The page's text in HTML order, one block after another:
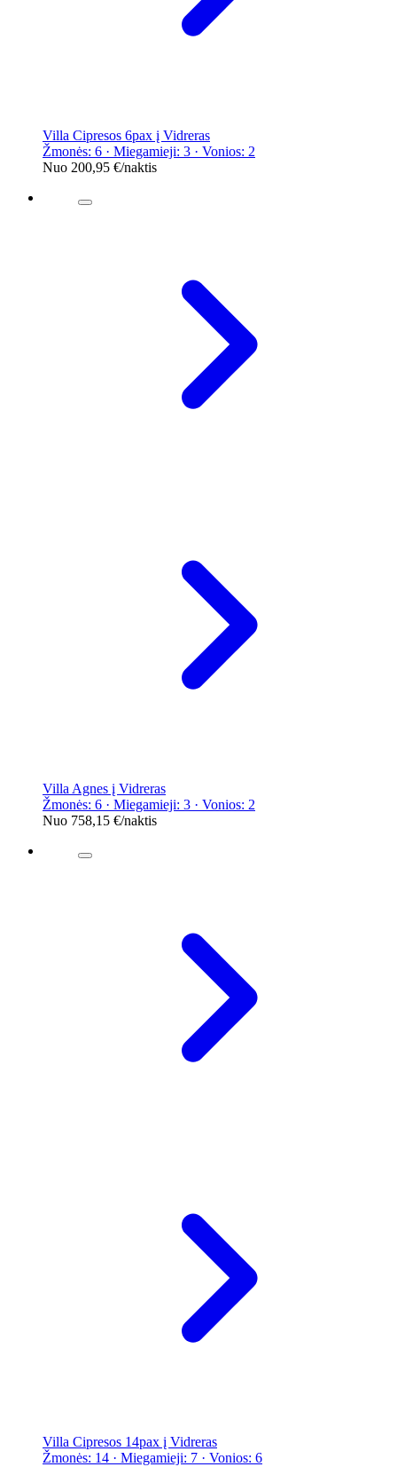
Villa Cipresos 6pax į Vidreras
Žmonės: 6 · Miegamieji: 3 · Vonios: 2
Nuo 200,95 €/naktis
Villa Agnes į Vidreras
Žmonės: 6 · Miegamieji: 3 · Vonios: 2
Nuo 758,15 €/naktis
Villa Cipresos 14pax į Vidreras
Žmonės: 14 · Miegamieji: 7 · Vonios: 6